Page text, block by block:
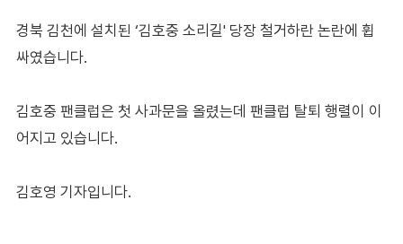
경북 김천에 설치된 ‘김호중 소리길' 당장 철거하란 논란에 휩
싸였습니다.
김호중 팬클럽은 첫 사과문을 올렸는데 팬클럽 탈퇴 행렬이 이
어지고 있습니다.
김호영 기자입니다.